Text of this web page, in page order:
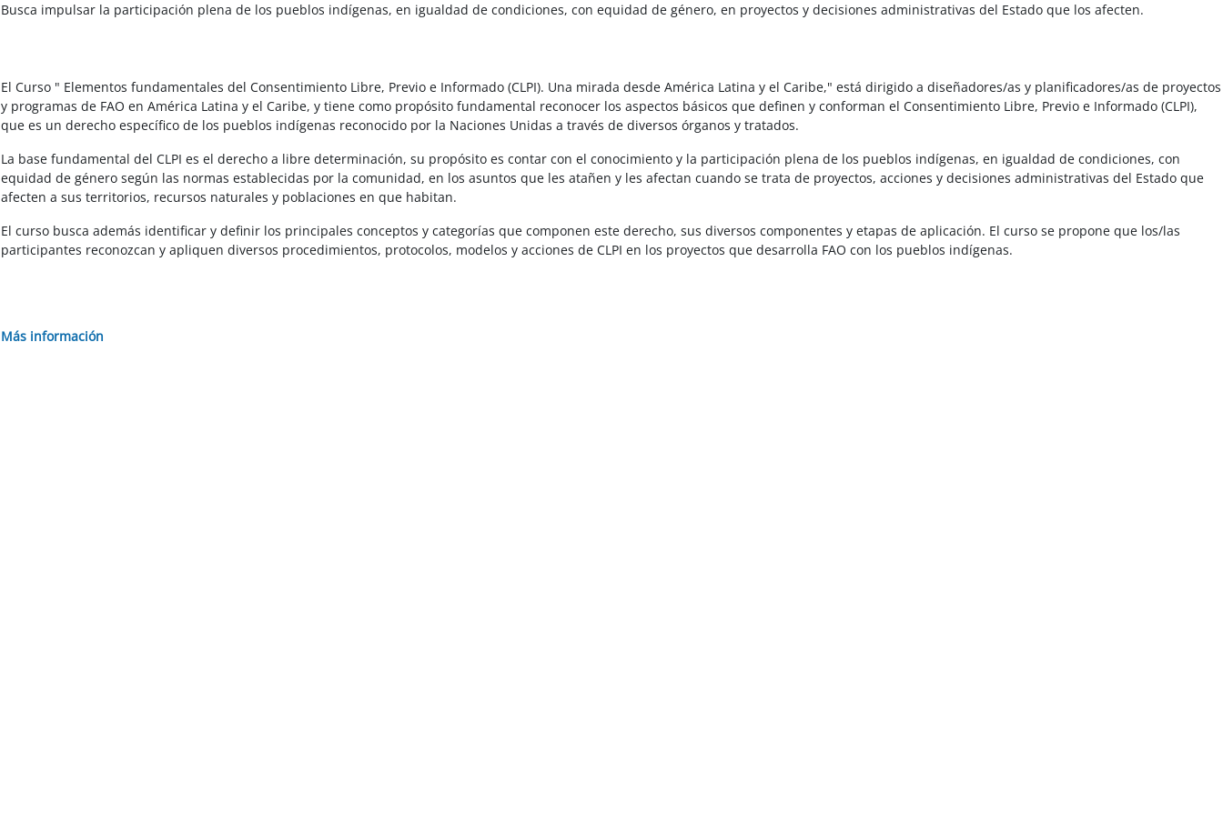
Salta al contenido principal
Busca impulsar la participación plena de los pueblos indígenas, en igualdad de condiciones, con equidad de género, en proyectos y decisiones administrativas del Estado que los afecten.
El Curso " Elementos fundamentales del Consentimiento Libre, Previo e Informado (CLPI). Una mirada desde América Latina y el Caribe," está dirigido a diseñadores/as y planificadores/as de proyectos
y programas de FAO en América Latina y el Caribe, y tiene como propósito fundamental reconocer los aspectos básicos que definen y conforman el Consentimiento Libre, Previo e Informado (CLPI),
que es un derecho específico de los pueblos indígenas reconocido por la Naciones Unidas a través de diversos órganos y tratados.
La base fundamental del CLPI es el derecho a libre determinación, su propósito es contar con el conocimiento y la participación plena de los pueblos indígenas, en igualdad de condiciones, con
equidad de género según las normas establecidas por la comunidad, en los asuntos que les atañen y les afectan cuando se trata de proyectos, acciones y decisiones administrativas del Estado que
afecten a sus territorios, recursos naturales y poblaciones en que habitan.
El curso busca además identificar y definir los principales conceptos y categorías que componen este derecho, sus diversos componentes y etapas de aplicación. El curso se propone que los/las
participantes reconozcan y apliquen diversos procedimientos, protocolos, modelos y acciones de CLPI en los proyectos que desarrolla FAO con los pueblos indígenas.
Más información